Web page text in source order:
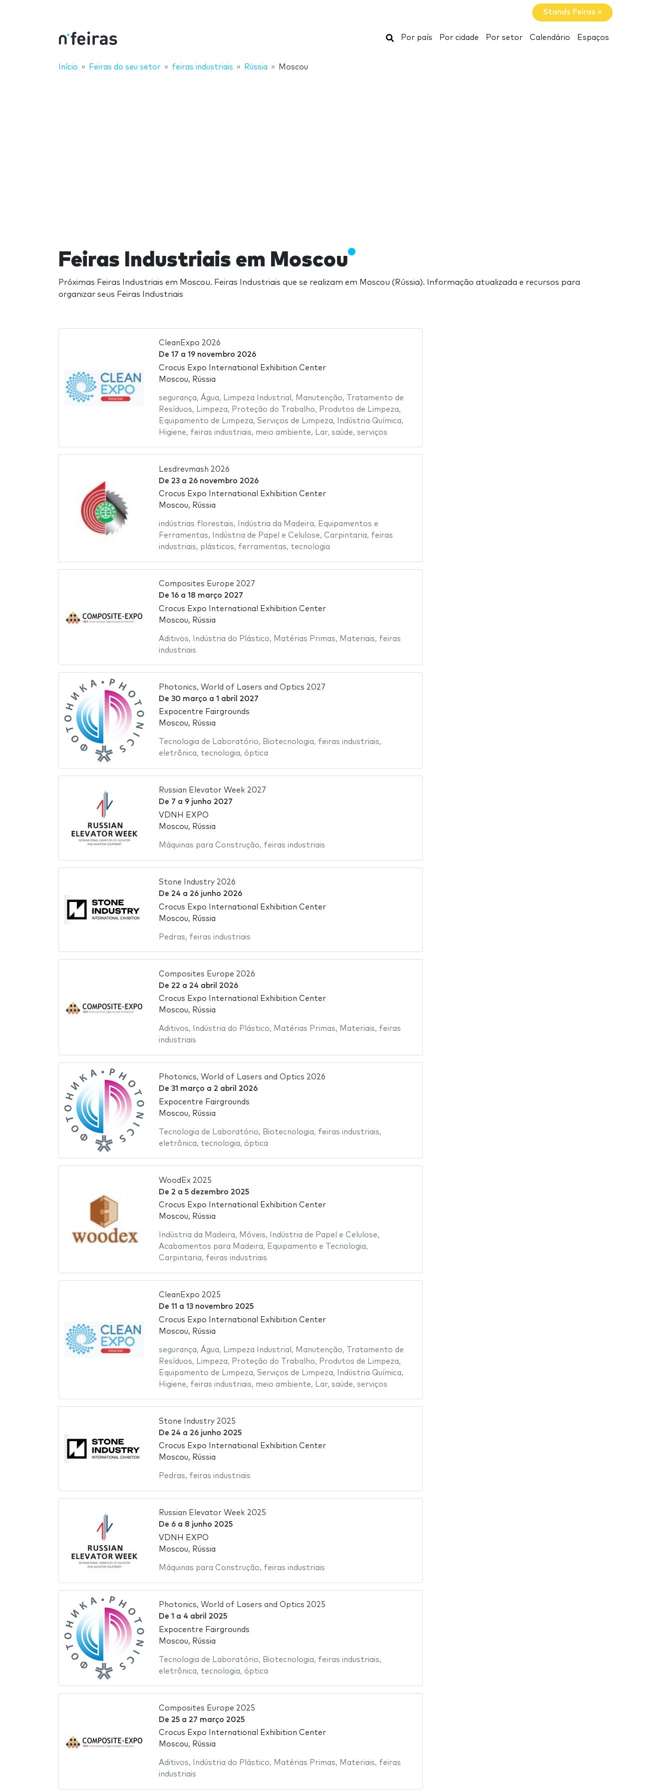
Stands Feiras »
Buscar
Por país Por cidade Por setor Calendário Espaços
Início Feiras do seu setor feiras industriais Rússia Moscou
Feiras Industriais em Moscou
Próximas Feiras Industriais em Moscou. Feiras Industriais que se realizam em Moscou (Rússia). Informação atualizada e recursos para
organizar seus Feiras Industriais
CleanExpo 2026
De 17 a 19 novembro 2026
Crocus Expo International Exhibition Center
Moscou, Rússia
segurança, Água, Limpeza Industrial , Manutenção,
Tratamento de
Resíduos, Limpeza, Proteção do Trabalho, Produtos de Limpeza,
Equipamento de Limpeza, Serviços de Limpeza, Indústria Química,
Higiene, feiras industriais, meio ambiente, Lar, saúde, serviços
Lesdrevmash 2026
De 23a 26 novembro 2026
Crocus Expo International Exhibition Center
Moscou, Rússia
indústrias florestais, Indústria da Madeira, Equipamentos e
Ferramentas, Indústria de Papel e Celulose, Carpintaria, feiras
industriais, plásticos, ferramentas, tecnologia
Composites Europe 2027
De 16a 18 março 2027
Crocus Expo International Exhibition Center
Moscou, Rússia
Aditivos, Indústria do Plástico, Matérias Primas, Materiais, feiras
industriais
Photonics, World of Lasers and Optics 2027
De 30 março a 1 abril 2027
Expocentre Fairgrounds
Moscou, Rússia
Tecnologia de Laboratório, Biotecnologia, feiras industriais,
eletrônica, tecnologia, óptica
Russian Elevator Week 2027
De 7 a 9 junho 2027
VDNH EXPO
Moscou, Rússia
Máquinas para Construção, feiras industriais
Stone Industry 2026
De 24 a 26 junho 2026
Crocus Expo International Exhibition Center
Moscou, Rússia
Pedras, feiras industriais
Composites Europe 2026
De 22 a 24 abril 2026
Crocus Expo International Exhibition Center
Moscou, Rússia
Aditivos, Indústria do Plástico, Matérias Primas, Materiais, feiras
industriais
Photonics, World of Lasers and Optics 2026
De 31 março a 2 abril 2026
Expocentre Fairgrounds
Moscou, Rússia
Tecnologia de Laboratório, Biotecnologia, feiras industriais,
eletrônica, tecnologia, óptica
WoodEx 2025
De 2 a 5 dezembro 2025
Crocus Expo International Exhibition Center
Moscou, Rússia
Indústria da Madeira, Móveis, Indústria de Papel e Celulose,
Acabamentos para Madeira, Equipamento e Tecnologia,
Carpintaria, feiras industriais
CleanExpo 2025
De 11 a 13 novembro 2025
Crocus Expo International Exhibition Center
Moscou, Rússia
segurança, Água, Limpeza Industrial , Manutenção,
Tratamento de
Resíduos, Limpeza, Proteção do Trabalho, Produtos de Limpeza,
Equipamento de Limpeza, Serviços de Limpeza, Indústria Química,
Higiene, feiras industriais, meio ambiente, Lar, saúde, serviços
Stone Industry 2025
De 24 a 26 junho 2025
Crocus Expo International Exhibition Center
Moscou, Rússia
Pedras, feiras industriais
Russian Elevator Week 2025
De 6a 8 junho 2025
VDNH EXPO
Moscou, Rússia
Máquinas para Construção, feiras industriais
Photonics, World of Lasers and Optics 2025
De 1 a 4 abril 2025
Expocentre Fairgrounds
Moscou, Rússia
Tecnologia de Laboratório, Biotecnologia, feiras industriais,
eletrônica, tecnologia, óptica
Composites Europe 2025
De 25a 27 março 2025
Crocus Expo International Exhibition Center
Moscou, Rússia
Aditivos, Indústria do Plástico, Matérias Primas, Materiais, feiras
industriais